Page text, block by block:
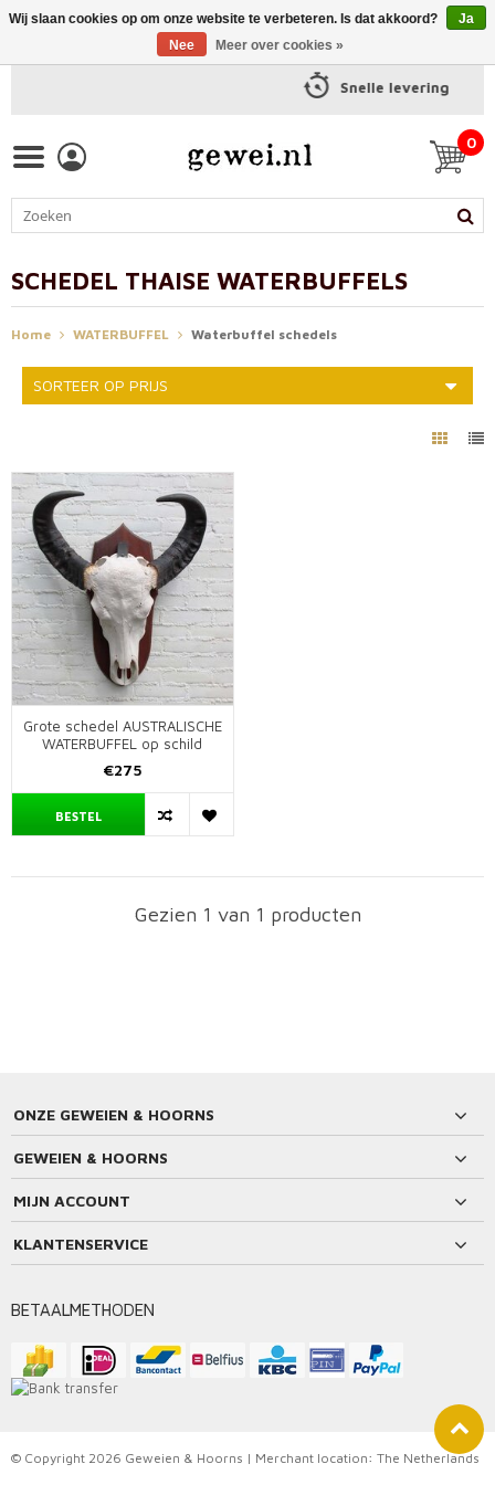
Snelle levering
0
SCHEDEL THAISE WATERBUFFELS
Home WATERBUFFEL Waterbuffel schedels
SORTEER OP PRIJS
Grote schedel AUSTRALISCHE
WATERBUFFEL op schild
€275
BESTEL
Gezien 1 van 1 producten
ONZE GEWEIEN & HOORNS
GEWEIEN & HOORNS
MIJN ACCOUNT
KLANTENSERVICE
BETAALMETHODEN
© Copyright 2026 Geweien & Hoorns | Merchant location: The Netherlands
Wij slaan cookies op om onze website te verbeteren. Is dat akkoord?
Ja
Nee
Meer over cookies »